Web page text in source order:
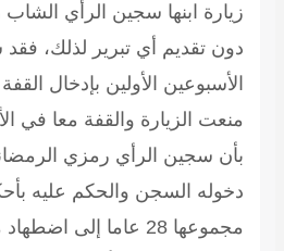
زيارة ابنها سجين الرأي
دون تقديم أي تبرير لذلك،
الأسبوعين الأولين بإدخال
منعت الزيارة والقفة معا في
بأن سجين الرأي رمزي
دخوله السجن والحكم عليه
مجموعها 28 عاما إلى